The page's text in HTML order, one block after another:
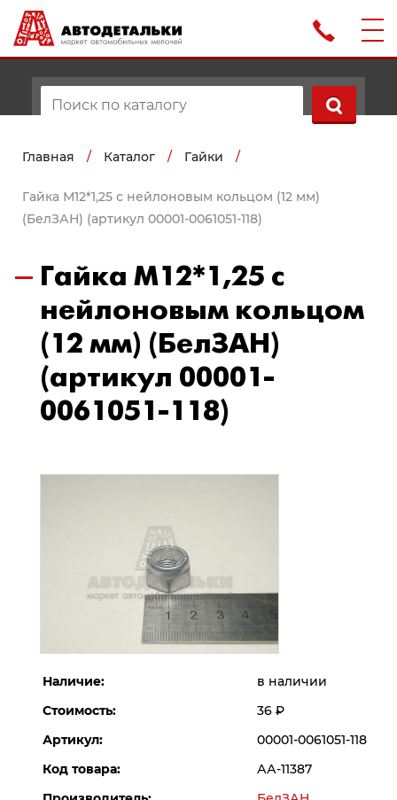
Главная / Каталог / Гайки /
Гайка М12*1,25 с нейлоновым кольцом (12 мм)
(БелЗАН) (артикул 00001-0061051-118)
Гайка М12*1,25 с
нейлоновым кольцом
(12 мм) (БелЗАН)
(артикул 00001-
0061051-118)
Наличие:
в наличии
Стоимость:
36 Р
Артикул:
00001-0061051-118
Код товара:
АА-11387